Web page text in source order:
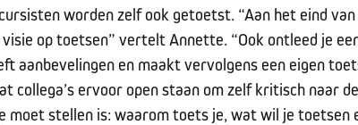
worden zelf ook getoetst. “Aan het eind van
op toetsen” vertelt Annette. “Ook ontleed je
aanbevelingen en maakt vervolgens een eigen
collega’s ervoor open staan om zelf kritisch naar
moet stellen is: waarom toets je, wat wil je toetsen